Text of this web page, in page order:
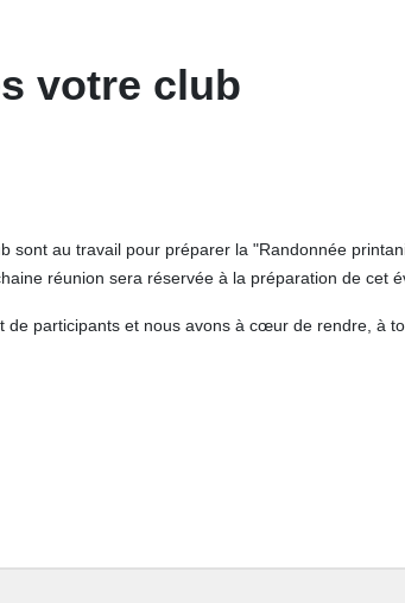
votre club
au travail pour préparer la "Randonnée
réunion sera réservée à la préparation de cet
participants et nous avons à cœur de rendre, à